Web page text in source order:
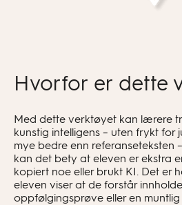
Hvorfor er dette
Med dette verktøyet kan lærere
kunstig intelligens – uten frykt for
mye bedre enn referanseteksten
kan det bety at eleven er ekstra
kopiert noe eller brukt KI. Det er
eleven viser at de forstår
oppfølgingsprøve eller en muntlig